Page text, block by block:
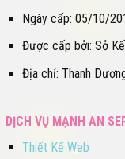
Ngày cấp: 05/10/
Được cấp bởi: Sở
Địa chỉ: Thanh
DỊCH VỤ MẠNH AN
Thiết Kế Web